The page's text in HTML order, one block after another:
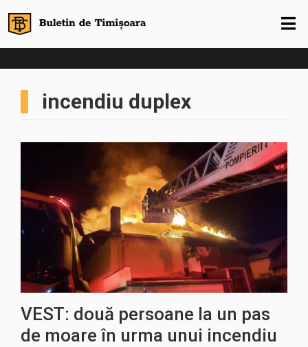
incendiu duplex
VEST: două persoane la un pas
de moare în urma unui incendiu